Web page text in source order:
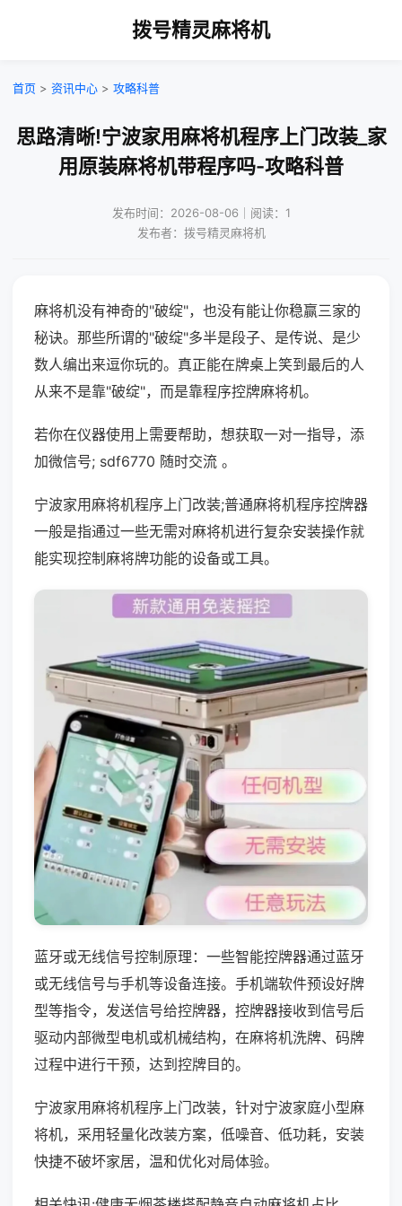
拨号精灵麻将机
首页 > 资讯中心 > 攻略科普
思路清晰!宁波家用麻将机程序上门改装_家
用原装麻将机带程序吗-攻略科普
发布时间：2026-08-06｜阅读：1
发布者：拨号精灵麻将机
麻将机没有神奇的"破绽"，也没有能让你稳赢三家的
秘诀。那些所谓的"破绽"多半是段子、是传说、是少
数人编出来逗你玩的。真正能在牌桌上笑到最后的人
从来不是靠"破绽"，而是靠程序控牌麻将机。
若你在仪器使用上需要帮助，想获取一对一指导，添
加微信号; sdf6770 随时交流 。
宁波家用麻将机程序上门改装;普通麻将机程序控牌器
一般是指通过一些无需对麻将机进行复杂安装操作就
能实现控制麻将牌功能的设备或工具。
蓝牙或无线信号控制原理：一些智能控牌器通过蓝牙
或无线信号与手机等设备连接。手机端软件预设好牌
型等指令，发送信号给控牌器，控牌器接收到信号后
驱动内部微型电机或机械结构，在麻将机洗牌、码牌
过程中进行干预，达到控牌目的。
宁波家用麻将机程序上门改装，针对宁波家庭小型麻
将机，采用轻量化改装方案，低噪音、低功耗，安装
快捷不破坏家居，温和优化对局体验。